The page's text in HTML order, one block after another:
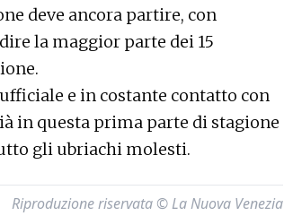
deve ancora partire, con
la maggior parte dei 15
e in costante contatto con
in questa prima parte di stagione
gli ubriachi molesti.
Riproduzione riservata © La Nuova Venezia